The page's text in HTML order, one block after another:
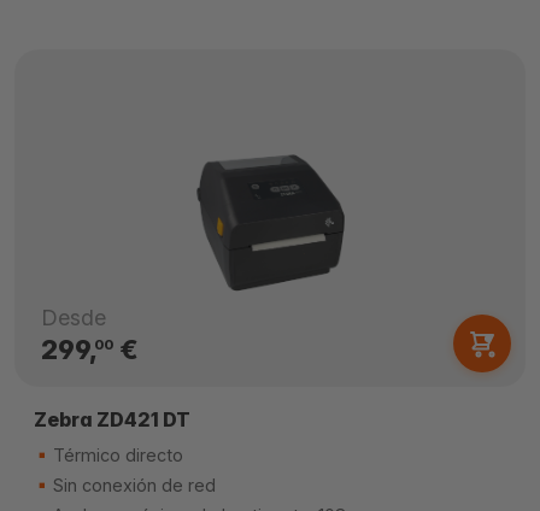
Desde
299,00€
Zebra ZD421 DT
Térmico directo
Sin conexión de red